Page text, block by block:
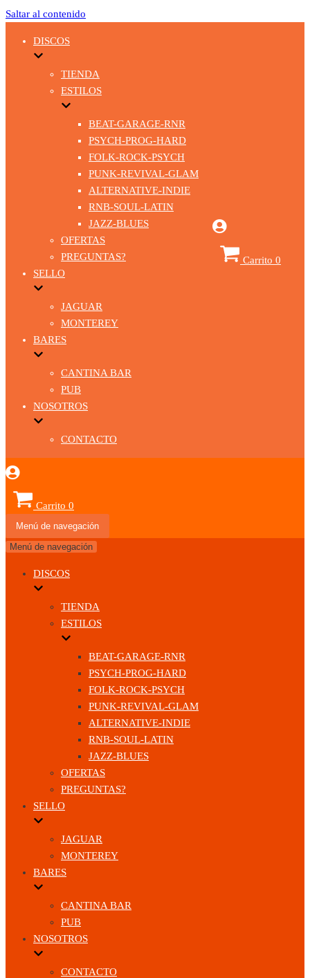
Saltar al contenido
DISCOS
TIENDA
ESTILOS
BEAT-GARAGE-RNR
PSYCH-PROG-HARD
FOLK-ROCK-PSYCH
PUNK-REVIVAL-GLAM
ALTERNATIVE-INDIE
RNB-SOUL-LATIN
JAZZ-BLUES
OFERTAS
PREGUNTAS?
SELLO
JAGUAR
MONTEREY
BARES
CANTINA BAR
PUB
NOSOTROS
CONTACTO
Carrito 0
Carrito 0
Menú de navegación
Menú de navegación
DISCOS
TIENDA
ESTILOS
BEAT-GARAGE-RNR
PSYCH-PROG-HARD
FOLK-ROCK-PSYCH
PUNK-REVIVAL-GLAM
ALTERNATIVE-INDIE
RNB-SOUL-LATIN
JAZZ-BLUES
OFERTAS
PREGUNTAS?
SELLO
JAGUAR
MONTEREY
BARES
CANTINA BAR
PUB
NOSOTROS
CONTACTO